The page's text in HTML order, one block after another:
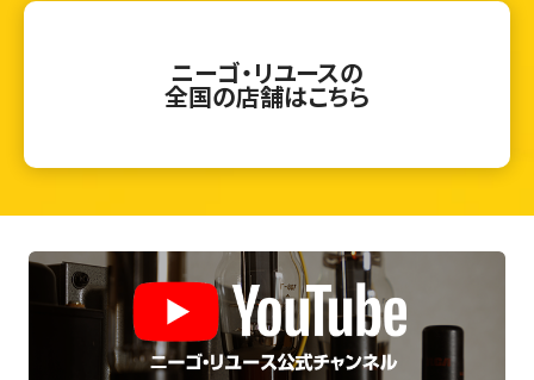
ニーゴ・リユースの
全国の店舗はこちら